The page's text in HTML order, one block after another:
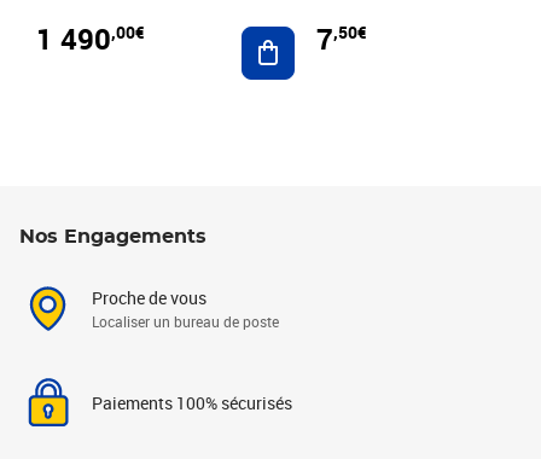
1 490,00€ Ajouter au panier
7,50€
Nos Engagements
Proche de vous
Localiser un bureau de poste
Paiements 100% sécurisés